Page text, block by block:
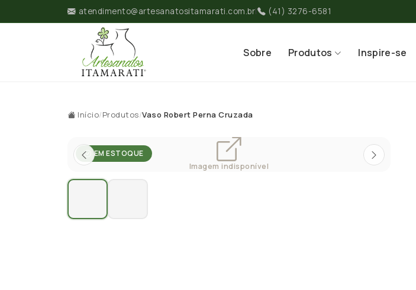
atendimento@artesanatositamarati.com.br| (41) 3276-6581
Sobre Produtos Inspire-se
Início/Produtos/Vaso Robert Perna Cruzada
EM ESTOQUE